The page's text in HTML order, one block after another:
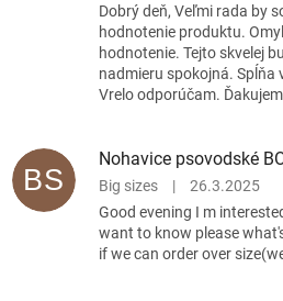
Dobrý deň, Veľmi rada by
hodnotenie produktu.
hodnotenie. Tejto skvelej
nadmieru spokojná. Spĺňa
Vrelo odporúčam. Ďakujem
BS
Nohavice psovodské
Big sizes |
26.3.2025
Good evening I m
want to know please
if we can order over